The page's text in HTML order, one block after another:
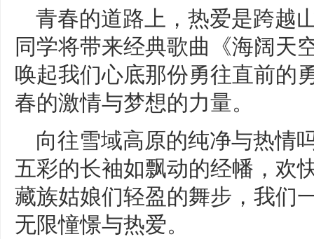
青春的道路上，热爱是跨越
同学将带来经典歌曲《海阔天
唤起我们心底那份勇往直前的
春的激情与梦想的力量。
向往雪域高原的纯净与热情
五彩的长袖如飘动的经幡，欢
藏族姑娘们轻盈的舞步，我们
无限憧憬与热爱。